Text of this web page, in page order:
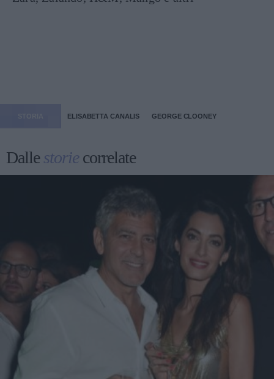
ELISABETTA CANALIS GEORGE CLOONEY
Dallestorie correlate